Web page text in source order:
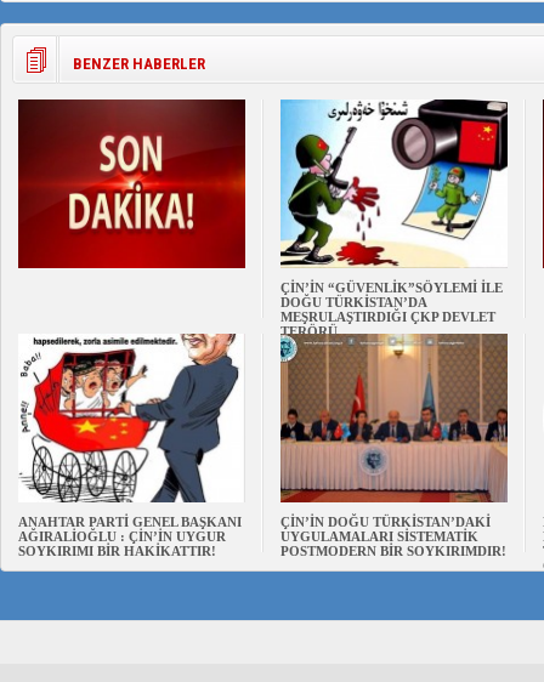
BENZER HABERLER
ÇİN’İN “GÜVENLİK”SÖYLEMİ İLE
DOĞU TÜRKİSTAN’DA
MEŞRULAŞTIRDIĞI ÇKP DEVLET
TERÖRÜ
ANAHTAR PARTİ GENEL BAŞKANI
AĞIRALİOĞLU : ÇİN’İN UYGUR
SOYKIRIMI BİR HAKİKATTIR!
ÇİN’İN DOĞU TÜRKİSTAN’DAKİ
UYGULAMALARI SİSTEMATİK
POSTMODERN BİR SOYKIRIMDIR!